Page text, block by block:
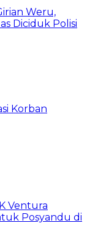
Weru,
Diciduk Polisi
Korban
Ventura
Posyandu di